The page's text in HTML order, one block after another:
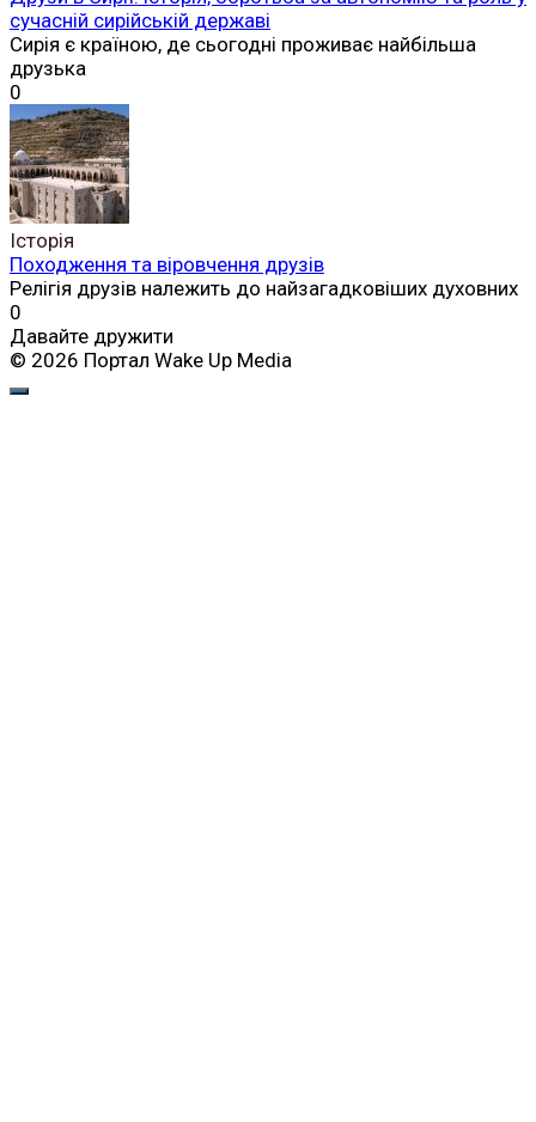
сучасній сирійській державі
Сирія є країною, де сьогодні проживає найбільша
друзька
0
Історія
Походження та віровчення друзів
Релігія друзів належить до найзагадковіших духовних
0
Давайте дружити
© 2026 Портал Wake Up Media